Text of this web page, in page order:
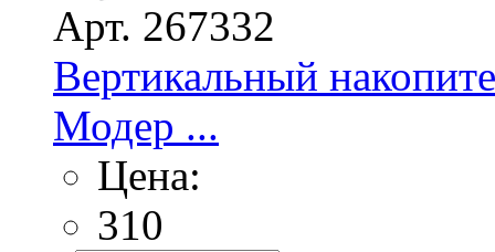
Арт. 267332
Вертикальный
Модер ...
Цена:
310